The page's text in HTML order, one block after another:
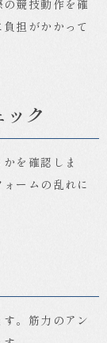
競技動作を確
担がかかって
ク
を確認しま
ームの乱れに
。筋力のアン